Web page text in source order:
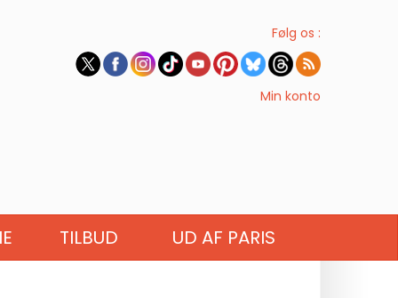
Følg os :
Min konto
TILBUD UD AF PARIS